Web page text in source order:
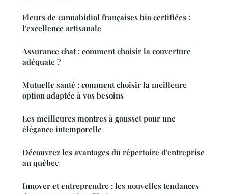
Fleurs de cannabidiol françaises bio certifiées :
l'excellence artisanale
Assurance chat : comment choisir la couverture
adéquate ?
Mutuelle santé : comment choisir la meilleure
option adaptée à vos besoins
Les meilleures montres à gousset pour une
élégance intemporelle
Découvrez les avantages du répertoire d'entreprise
au québec
Innover et entreprendre : les nouvelles tendances